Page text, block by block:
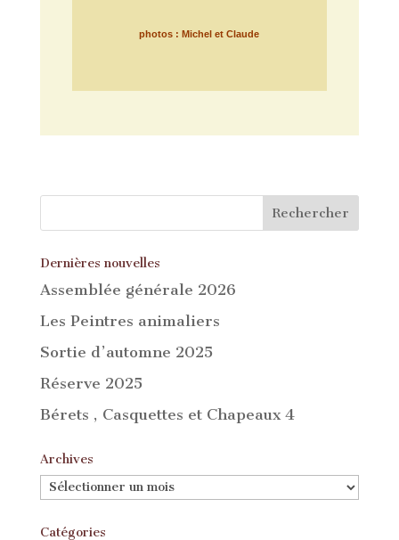
photos : Michel et Claude
Dernières nouvelles
Assemblée générale 2026
Les Peintres animaliers
Sortie d’automne 2025
Réserve 2025
Bérets , Casquettes et Chapeaux 4
Archives
Archives
Catégories